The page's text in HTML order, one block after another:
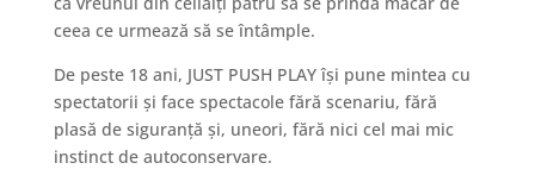
ceea ce urmează să se întâmple.
De peste 18 ani, JUST PUSH PLAY își pune mintea cu
spectatorii și face spectacole fără scenariu, fără
plasă de siguranță și, uneori, fără nici cel mai mic
instinct de autoconservare.